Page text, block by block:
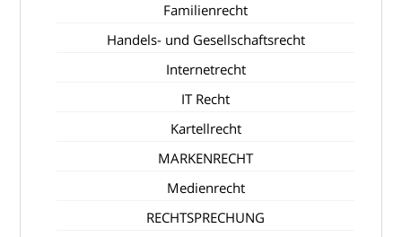
Familienrecht
Handels- und Gesellschaftsrecht
Internetrecht
IT Recht
Kartellrecht
MARKENRECHT
Medienrecht
RECHTSPRECHUNG